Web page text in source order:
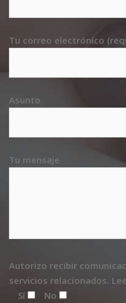
Tu correo electrónico
Asunto
Tu mensaje
Autorizo recibir
servicios relacionados.
Sí
No